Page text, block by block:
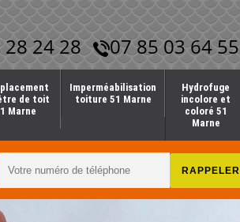
28 24 28 07 85 03 64 55
de toit
Marne
Imperméabilisation
toiture 51 Marne
Hydrofuge
incolore et
coloré 51
Marne